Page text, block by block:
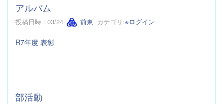
アルバム
投稿日時 : 03/24 前東 カテゴリ:※ログイン
R7年度 表彰
部活動